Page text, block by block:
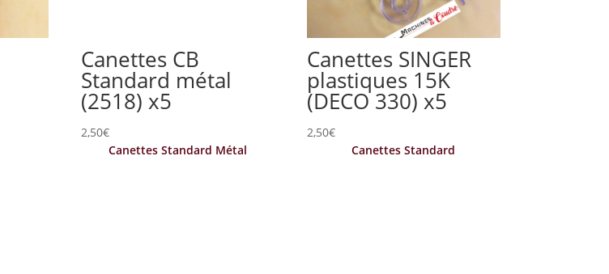
Canettes CB
Standard métal
(2518) x5
2,50€
Canettes Standard Métal
Canettes SINGER
plastiques 15K
(DECO 330) x5
2,50€
Canettes Standard